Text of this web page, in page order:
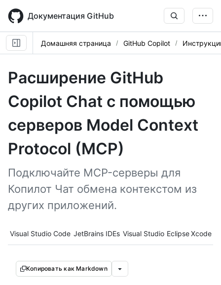
main
content
Документация GitHub
Домашняя страница GitHub Copilot
Расширение GitHub
Copilot Chat с помощью
серверов Model Context
Protocol (MCP)
Подключайте MCP-серверы для
Копилот Чат обмена контекстом из
других приложений.
Tool navigation
Visual Studio Code JetBrains IDEs Visual Studio EclipseXcode
Копировать как Markdown